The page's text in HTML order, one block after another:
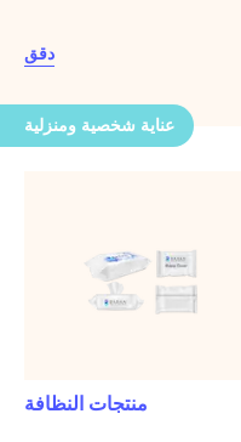
دقق
عناية شخصية ومنزلية
منتجات النظافة